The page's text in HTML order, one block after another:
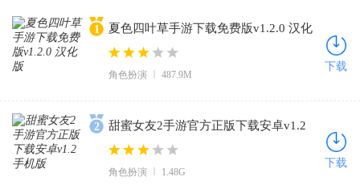
1
夏色四叶草手游下载免费版v1.2.0 汉化
版
角色扮演 487.9M
下载
2
甜蜜女友2手游官方正版下载安卓v1.2
手机版
角色扮演 1.48G
下载